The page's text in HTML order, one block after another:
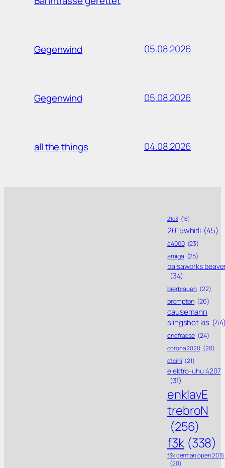
Gegenwind 05.08.2026
Gegenwind 05.08.2026
all the things 04.08.2026
21c3 (16)
2015whirli (45)
a4000 (23)
amiga (25)
balsaworks
(34)
bierbrauen (22)
brompton (26)
causemann
slingshot kis
cncfraese (24)
corona 2020 (20)
ctcini (21)
elektro-uhu 4207
(31)
enklavE
trebroN
(256)
f3k (338)
f3k german open 2015
(20)